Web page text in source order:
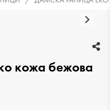
кожа бежова